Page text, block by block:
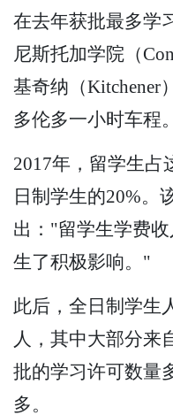
在去年获批最多学
尼斯托加学院（
基奇纳（Kitchener
多伦多一小时车程。
2017年，留学生占
日制学生的20%。
出："留学生学费
生了积极影响。"
此后，全日制学生
人，其中大部分来
批的学习许可数量
多。